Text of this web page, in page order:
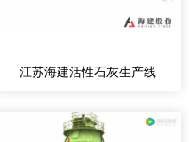
江苏海建活性石灰生产线